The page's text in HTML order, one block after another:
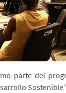
parte del